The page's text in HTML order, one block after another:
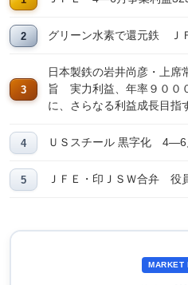
グリーン水素で還元鉄 Ｊ
日本製鉄の岩井尚彦・上席
旨 実力利益、年率９００
に、さらなる利益成長目指
ＵＳスチール 黒字化 4―6
ＪＦＥ・印ＪＳＷ合弁 役
MARKET